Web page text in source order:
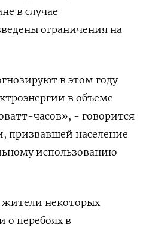
в случае
ограничения на
в этом году
в объеме
часов», - говорится
призвавшей население
использованию
некоторых
о перебоях в